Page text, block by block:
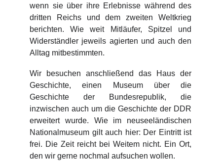
wenn sie über ihre Erlebnisse während des
dritten Reichs und dem zweiten Weltkrieg
berichten. Wie weit Mitläufer, Spitzel und
Widerständler jeweils agierten und auch den
Alltag mitbestimmten.
Wir besuchen anschließend das Haus der
Geschichte, einen Museum über die
Geschichte der Bundesrepublik, die
inzwischen auch um die Geschichte der DDR
erweitert wurde. Wie im neuseeländischen
Nationalmuseum gilt auch hier: Der Eintritt ist
frei. Die Zeit reicht bei Weitem nicht. Ein Ort,
den wir gerne nochmal aufsuchen wollen.